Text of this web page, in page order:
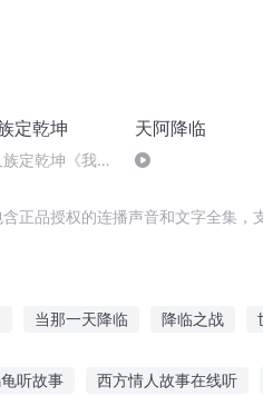
定乾坤
定乾坤《我,
天阿降临
正品授权的连播声音和文字全集，
当那一天降临 降临之战
听故事 西方情人故事在线听